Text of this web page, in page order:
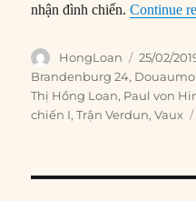
nhận đình chiến.Continue
Author
HongLoan
Posted
on
25/02/
Brandenburg 24,
Thị Hồng Loan, Paul von
chiến I,Trận Verdun,Vaux